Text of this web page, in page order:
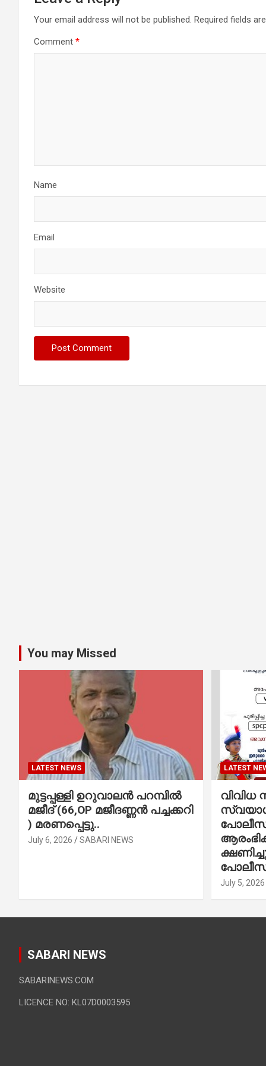
Your email address will not be published. Required fields
Comment *
Name
Email
Website
You may Missed
LATEST NEWS
മുട്ടപ്പള്ളി ഉറുവാലൻ പറമ്പിൽ
മജീദ് (66,OP മജീദണ്ണൻ പച്ചക്കറി
) മരണപ്പെട്ടു..
July 6, 2026 SABARI NEWS
LATEST
വിവിധ
പോലീസ്
July 5, 2026
SABARI NEWS
SABARINEWS.COM
LICENCE NO: KL07D0003595